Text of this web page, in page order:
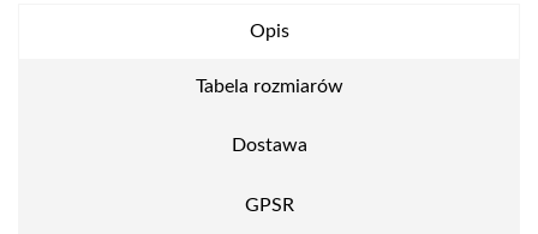
Opis
Tabela rozmiarów
Dostawa
GPSR